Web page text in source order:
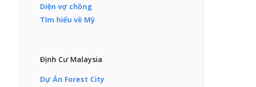
Diện vợ chồng
Tìm hiểu về Mỹ
Định Cư Malaysia
Dự Án Forest City